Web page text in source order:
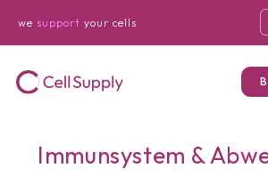
zum
we support your cells
K
Immunsystem &